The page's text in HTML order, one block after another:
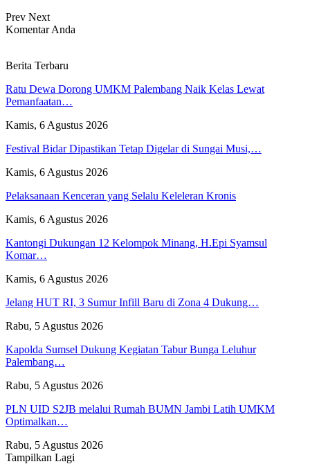
Prev Next
Komentar Anda
Berita Terbaru
Ratu Dewa Dorong UMKM Palembang Naik Kelas Lewat
Pemanfaatan…
Kamis, 6 Agustus 2026
Festival Bidar Dipastikan Tetap Digelar di Sungai Musi,…
Kamis, 6 Agustus 2026
Pelaksanaan Kenceran yang Selalu Keleleran Kronis
Kamis, 6 Agustus 2026
Kantongi Dukungan 12 Kelompok Minang, H.Epi Syamsul
Komar…
Kamis, 6 Agustus 2026
Jelang HUT RI, 3 Sumur Infill Baru di Zona 4 Dukung…
Rabu, 5 Agustus 2026
Kapolda Sumsel Dukung Kegiatan Tabur Bunga Leluhur
Palembang…
Rabu, 5 Agustus 2026
PLN UID S2JB melalui Rumah BUMN Jambi Latih UMKM
Optimalkan…
Rabu, 5 Agustus 2026
Tampilkan Lagi